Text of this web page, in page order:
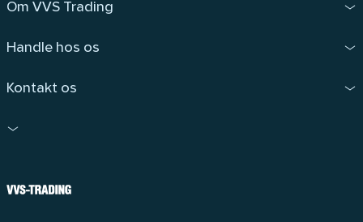
Om VVS Trading
Handle hos os
Kontakt os